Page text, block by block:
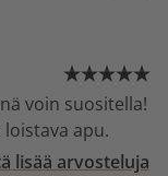
voin suositella!
apu.
lisää arvosteluja